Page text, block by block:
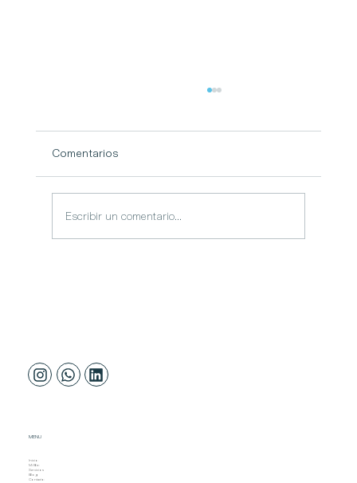
Comentarios
Escribir un comentario...
MENU
Inicio
Mi Bio
Servicios
Blog
Contacto